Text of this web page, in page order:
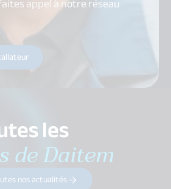
les
de Daitem
nos actualités